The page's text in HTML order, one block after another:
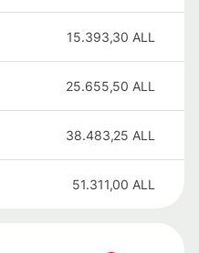
15.393,30 ALL
25.655,50 ALL
38.483,25 ALL
51.311,00 ALL